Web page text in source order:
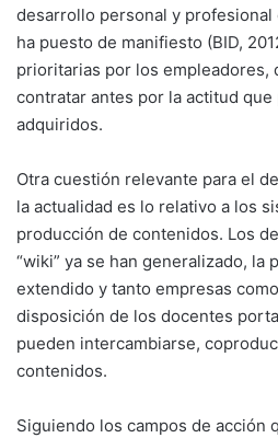
desarrollo personal y profesional
ha puesto de manifiesto (BID,
prioritarias por los empleadores,
contratar antes por la actitud
adquiridos.
Otra cuestión relevante para el
la actualidad es lo relativo a los
producción de contenidos. Los
“wiki” ya se han generalizado, la
extendido y tanto empresas
disposición de los docentes
pueden intercambiarse,
contenidos.
Siguiendo los campos de acción